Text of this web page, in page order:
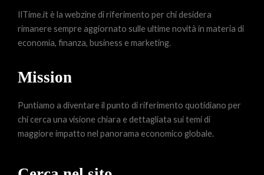
IlTime.it è la webzine di riferimento per chi desidera
rimanere sempre aggiornato sulle ultime novità in materia di
economia, finanza, business e marketing.
Mission
Puntiamo a diventare il punto di riferimento quotidiano per
chi cerca una visione chiara e dettagliata sui temi di
maggiore impatto nel panorama economico globale.